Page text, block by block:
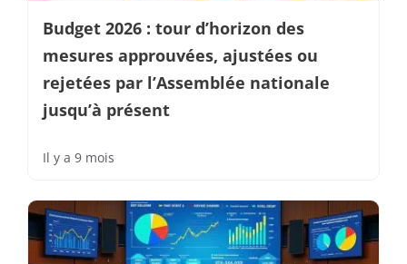
Budget 2026 : tour d’horizon des
mesures approuvées, ajustées ou
rejetées par l’Assemblée nationale
jusqu’à présent
Il y a 9 mois